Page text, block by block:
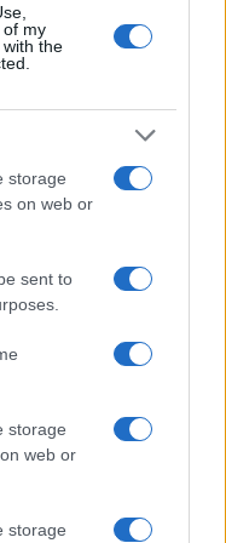
of my
the
storage
on web or
sent to
storage
web or
storage
festeggiamenti
di intaglio di
di frasi di buon
di Matteo Cao,
di 5-10 anni.
alle 18
l’Iraq
di Antonello
Simona
Left.
17 laboratorio di
…ma non